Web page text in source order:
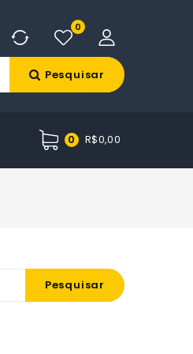
0
Pesquisar
0 R$0,00
Pesquisar